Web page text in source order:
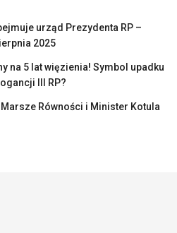
urząd Prezydenta RP –
2025
na 5 lat więzienia! Symbol upadku
III RP?
Równości i Minister Kotula